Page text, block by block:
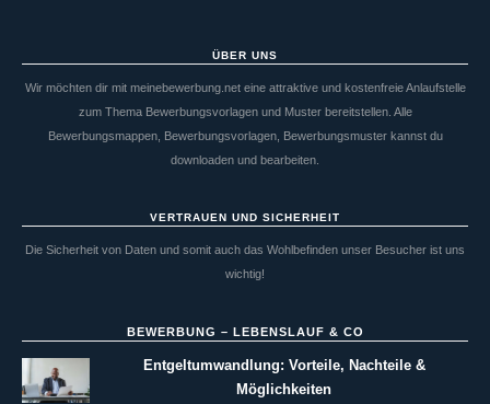
ÜBER UNS
Wir möchten dir mit meinebewerbung.net eine attraktive und kostenfreie Anlaufstelle
zum Thema Bewerbungsvorlagen und Muster bereitstellen. Alle
Bewerbungsmappen, Bewerbungsvorlagen, Bewerbungsmuster kannst du
downloaden und bearbeiten.
VERTRAUEN UND SICHERHEIT
Die Sicherheit von Daten und somit auch das Wohlbefinden unser Besucher ist uns
wichtig!
BEWERBUNG – LEBENSLAUF & CO
Entgeltumwandlung: Vorteile, Nachteile &
Möglichkeiten